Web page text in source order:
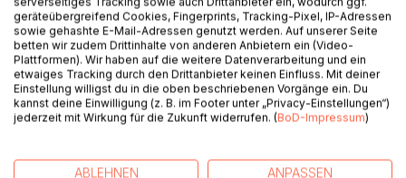
kurz darauf wirklich beinahe ertrinkt, wird er ausgerechnet
von Molpe gerettet. Das hat seinen Preis. Er muss Molpe
helfen, dessen fünf Brüder, die über halb Europa verteilt
leben, zu finden.
Die Brüder hüten ein Geheimnis, das mit dem vergifteten
Quell der Weisheit zu tun hat. In Wien verbündet sich
Markku mit drei Brüdern von Molpe. Er traut ihnen jedoch
Mythologie, sind auch die Sirenen-Brüder erotische
Wesen, die mit Sex und Verführung jeden ins Verderben
geräteübergreifend Cookies, Fingerprints, Tracking-Pixel, IP-Adressen
sowie gehashte E-Mail-Adressen genutzt werden. Auf unserer Seite
betten wir zudem Drittinhalte von anderen Anbietern ein (Video-
Plattformen). Wir haben auf die weitere Datenverarbeitung und ein
etwaiges Tracking durch den Drittanbieter keinen Einfluss. Mit deiner
Einstellung willigst du in die oben beschriebenen Vorgänge ein. Du
kannst deine Einwilligung (z. B. im Footer unter „Privacy-Einstellungen“)
jederzeit mit Wirkung für die Zukunft widerrufen. (BoD-Impressum)
ABLEHNEN ANPASSEN